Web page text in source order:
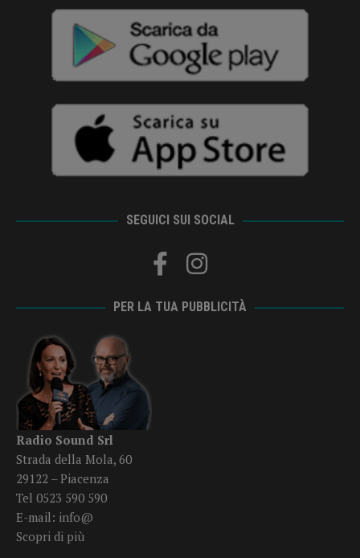
SEGUICI SUI SOCIAL
PER LA TUA PUBBLICITÀ
Radio Sound Srl
Strada della Mola, 60
29122 – Piacenza
Tel 0523 590 590
E-mail: info@
Scopri di più